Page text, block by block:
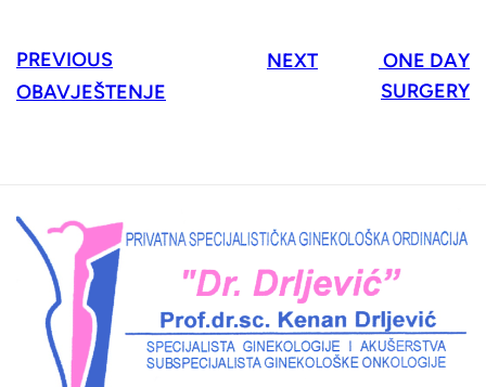
PREVIOUS
OBAVJEŠTENJE
NEXT
ONE DAY
SURGERY